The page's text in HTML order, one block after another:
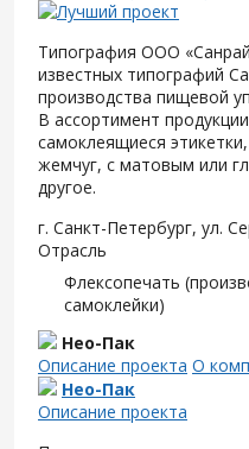
Типография ООО
известных типографий
производства пищевой
В ассортимент
самоклеящиеся
жемчуг, с матовым или
другое.
г. Санкт-Петербург, ул.
Отрасль
Флексопечать
самоклейки)
Нео-Пак
Описание проекта О
Нео-Пак
Описание проекта